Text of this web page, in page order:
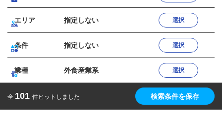
エリア 指定しない 選択
条件 指定しない 選択
業種 外食産業系 選択
全 101 件ヒットしました 検索条件を保存